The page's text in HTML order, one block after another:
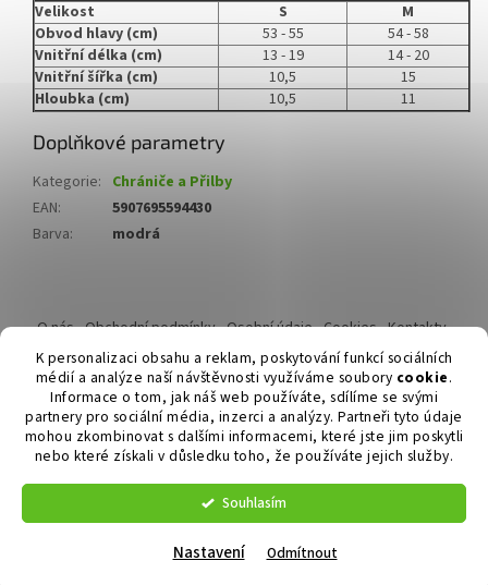
K personalizaci obsahu a reklam, poskytování funkcí sociálních
médií a analýze naší návštěvnosti využíváme soubory cookie.
Informace o tom, jak náš web používáte, sdílíme se svými
partnery pro sociální média, inzerci a analýzy. Partneři tyto údaje
mohou zkombinovat s dalšími informacemi, které jste jim poskytli
nebo které získali v důsledku toho, že používáte jejich služby.
Souhlasím
Nastavení Odmítnout
Velikost S
M
Obvod hlavy (cm)
53 - 55
54 - 58
Vnitřní délka (cm)
13 - 19
14 - 20
Vnitřní šířka (cm)
10,5
15
Hloubka (cm)
10,5 11
Doplňkové parametry
Kategorie: Chrániče a Přilby
EAN:
5907695594430
Barva: modrá
á
p
O nás Obchodní podmínky Osobní údaje Cookies Kontakty
Reklamační řád
Vytvořil Shoptet
Copyright 2026Duvlan.cz. Všechna práva vyhrazena.Upravit
nastavení cookies